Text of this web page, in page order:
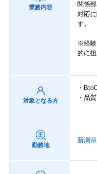
業務内容
関係
対応
す。
※経験
的に
対象となる方
・
・品
勤務地
新潟県